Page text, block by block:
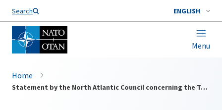
Search ENGLISH
Menu
Home
Statement by the North Atlantic Council concerning the Treaty on the Non-Proliferation of Nuclear Weapons